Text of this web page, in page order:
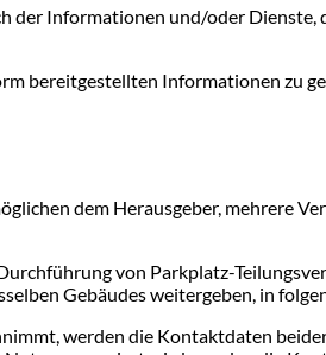
der Informationen und/oder
bereitgestellten Informationen zu
dem Herausgeber, mehrere
von Parkplatz-
Gebäudes weitergeben, in
werden die Kontaktdaten